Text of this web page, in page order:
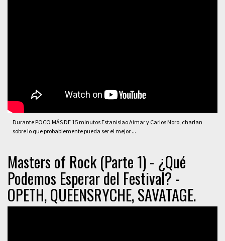
Durante POCO MÁS DE 15 minutos Estanislao Aimar y Carlos Noro, charlan
sobre lo que probablemente pueda ser el mejor ...
Masters of Rock (Parte 1) - ¿Qué
Podemos Esperar del Festival? -
OPETH, QUEENSRYCHE, SAVATAGE.